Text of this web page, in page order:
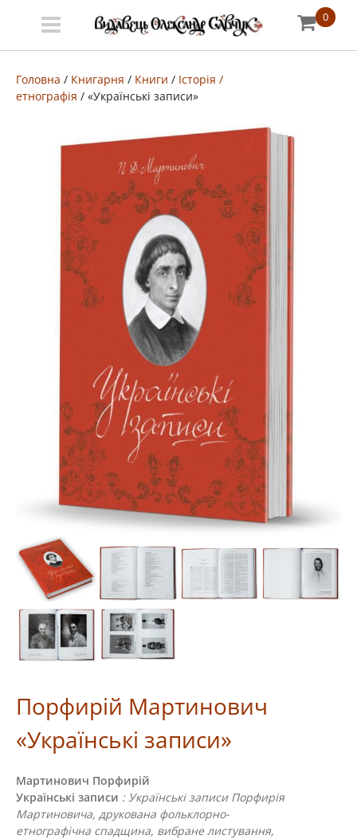
Меню
Про
Книгарня
#запідтримкиУКФ
0
Головна / Книгарня / Книги / Історія /
етнографія / «Українські записи»
Порфирій Мартинович
«Українські записи»
Мартинович Порфирій
Українські записи : Українські записи Порфирія
Мартиновича, друкована фольклорно-
етнографічна спадщина, вибране листування,